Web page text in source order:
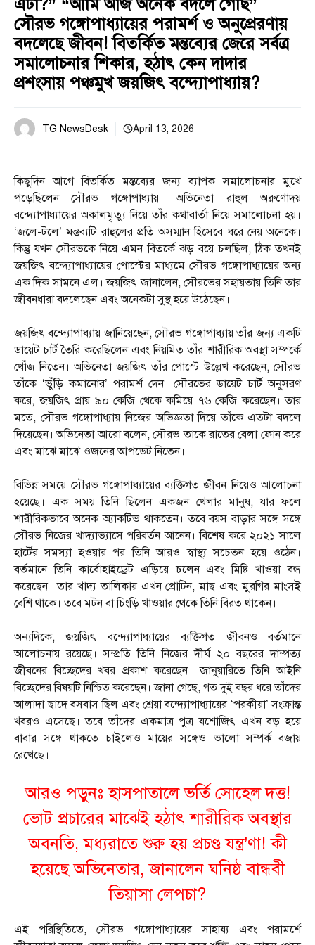
এটা?” “আমি আজ অনেক বদলে গেছি”
সৌরভ গঙ্গোপাধ্যায়ের পরামর্শ ও অনুপ্রেরণায়
বদলেছে জীবন! বিতর্কিত মন্তব্যের জেরে সর্বত্র
সমালোচনার শিকার, হঠাৎ কেন দাদার
প্রশংসায় পঞ্চমুখ জয়জিৎ বন্দ্যোপাধ্যায়?
TG NewsDesk April 13, 2026
কিছুদিন আগে বিতর্কিত মন্তব্যের জন্য ব্যাপক সমালোচনার মুখে
পড়েছিলেন সৌরভ গঙ্গোপাধ্যায়। অভিনেতা রাহুল অরুণোদয়
বন্দ্যোপাধ্যায়ের অকালমৃত্যু নিয়ে তাঁর কথাবার্তা নিয়ে সমালোচনা হয়।
‘জলে-টলে’ মন্তব্যটি রাহুলের প্রতি অসম্মান হিসেবে ধরে নেয় অনেকে।
কিন্তু যখন সৌরভকে নিয়ে এমন বিতর্কে ঝড় বয়ে চলছিল, ঠিক তখনই
জয়জিৎ বন্দ্যোপাধ্যায়ের পোস্টের মাধ্যমে সৌরভ গঙ্গোপাধ্যায়ের অন্য
এক দিক সামনে এল। জয়জিৎ জানালেন, সৌরভের সহায়তায় তিনি তার
জীবনধারা বদলেছেন এবং অনেকটা সুস্থ হয়ে উঠেছেন।
জয়জিৎ বন্দ্যোপাধ্যায় জানিয়েছেন, সৌরভ গঙ্গোপাধ্যায় তাঁর জন্য একটি
ডায়েট চার্ট তৈরি করেছিলেন এবং নিয়মিত তাঁর শারীরিক অবস্থা সম্পর্কে
খোঁজ নিতেন। অভিনেতা জয়জিৎ তাঁর পোস্টে উল্লেখ করেছেন, সৌরভ
তাঁকে ‘ভুঁড়ি কমানোর’ পরামর্শ দেন। সৌরভের ডায়েট চার্ট অনুসরণ
করে, জয়জিৎ প্রায় ৯০ কেজি থেকে কমিয়ে ৭৬ কেজি করেছেন। তার
মতে, সৌরভ গঙ্গোপাধ্যায় নিজের অভিজ্ঞতা দিয়ে তাঁকে এতটা বদলে
দিয়েছেন। অভিনেতা আরো বলেন, সৌরভ তাকে রাতের বেলা ফোন করে
এবং মাঝে মাঝে ওজনের আপডেট নিতেন।
বিভিন্ন সময়ে সৌরভ গঙ্গোপাধ্যায়ের ব্যক্তিগত জীবন নিয়েও আলোচনা
হয়েছে। এক সময় তিনি ছিলেন একজন খেলার মানুষ, যার ফলে
শারীরিকভাবে অনেক অ্যাকটিভ থাকতেন। তবে বয়স বাড়ার সঙ্গে সঙ্গে
সৌরভ নিজের খাদ্যাভ্যাসে পরিবর্তন আনেন। বিশেষ করে ২০২১ সালে
হার্টের সমস্যা হওয়ার পর তিনি আরও স্বাস্থ্য সচেতন হয়ে ওঠেন।
বর্তমানে তিনি কার্বোহাইড্রেট এড়িয়ে চলেন এবং মিষ্টি খাওয়া বন্ধ
করেছেন। তার খাদ্য তালিকায় এখন প্রোটিন, মাছ এবং মুরগির মাংসই
বেশি থাকে। তবে মটন বা চিংড়ি খাওয়ার থেকে তিনি বিরত থাকেন।
অন্যদিকে, জয়জিৎ বন্দ্যোপাধ্যায়ের ব্যক্তিগত জীবনও বর্তমানে
আলোচনায় রয়েছে। সম্প্রতি তিনি নিজের দীর্ঘ ২০ বছরের দাম্পত্য
জীবনের বিচ্ছেদের খবর প্রকাশ করেছেন। জানুয়ারিতে তিনি আইনি
বিচ্ছেদের বিষয়টি নিশ্চিত করেছেন। জানা গেছে, গত দুই বছর ধরে তাঁদের
আলাদা ছাদে বসবাস ছিল এবং শ্রেয়া বন্দ্যোপাধ্যায়ের ‘পরকীয়া’ সংক্রান্ত
খবরও এসেছে। তবে তাঁদের একমাত্র পুত্র যশোজিৎ এখন বড় হয়ে
বাবার সঙ্গে থাকতে চাইলেও মায়ের সঙ্গেও ভালো সম্পর্ক বজায়
রেখেছে।
আরও পড়ুনঃ হাসপাতালে ভর্তি সোহেল দত্ত!
ভোট প্রচারের মাঝেই হঠাৎ শারীরিক অবস্থার
অবনতি, মধ্যরাতে শুরু হয় প্রচণ্ড যন্ত্র’ণা! কী
হয়েছে অভিনেতার, জানালেন ঘনিষ্ঠ বান্ধবী
তিয়াসা লেপচা?
এই পরিস্থিতিতে, সৌরভ গঙ্গোপাধ্যায়ের সাহায্য এবং পরামর্শে